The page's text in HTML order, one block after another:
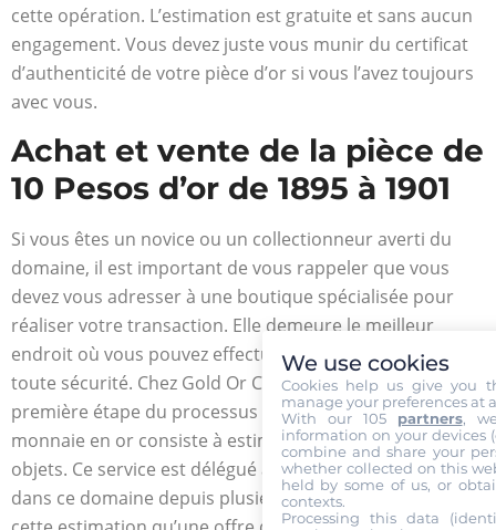
cette opération. L’estimation est gratuite et sans aucun
engagement. Vous devez juste vous munir du certificat
d’authenticité de votre pièce d’or si vous l’avez toujours
avec vous.
Achat et vente de la pièce de
10 Pesos d’or de 1895 à 1901
Si vous êtes un novice ou un collectionneur averti du
domaine, il est important de vous rappeler que vous
devez vous adresser à une boutique spécialisée pour
réaliser votre transaction. Elle demeure le meilleur
endroit où vous pouvez effectuer votre opération en
toute sécurité. Chez Gold Or Cash par exemple, la
première étape du processus de vente des pièces de
monnaie en or consiste à estimer la valeur de vos
objets. Ce service est délégué à un expert qui exerce
dans ce domaine depuis plusieurs années. C’est après
We use cookies
Cookies help us give you
manage your preferences at
With our 105 partners,
information on your devices
combine and share your
whether collected on this
held by some of us, or
contexts.
Processing this data